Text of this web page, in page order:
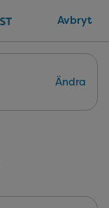
Avbryt
Ändra